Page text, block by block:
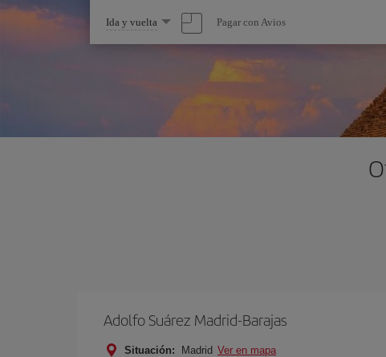
Seleccione
una
opción
Ida y vuelta Pagar con Avios
Adolfo Suárez Madrid-Barajas
Situación: Madrid Ver en mapa